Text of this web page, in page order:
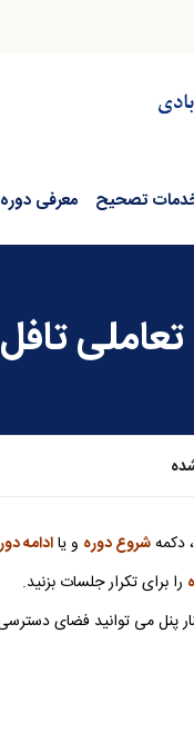
تصحیح معرفی
تافل
دکمهشروع دوره و یاادامه
را برای تکرار جلسات بزنید.
می توانید فضای دسترسی